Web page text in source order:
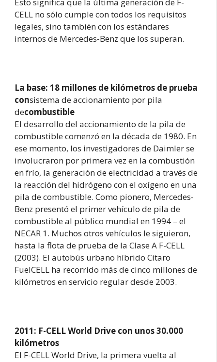
Esto significa que la última generación de F-
CELL no sólo cumple con todos los requisitos
legales, sino también con los estándares
internos de Mercedes-Benz que los superan.
La base: 18 millones de kilómetros de prueba
consistema de accionamiento por pila
decombustible
El desarrollo del accionamiento de la pila de
combustible comenzó en la década de 1980. En
ese momento, los investigadores de Daimler se
involucraron por primera vez en la combustión
en frío, la generación de electricidad a través de
la reacción del hidrógeno con el oxígeno en una
pila de combustible. Como pionero, Mercedes-
Benz presentó el primer vehículo de pila de
combustible al público mundial en 1994 – el
NECAR 1. Muchos otros vehículos le siguieron,
hasta la flota de prueba de la Clase A F-CELL
(2003). El autobús urbano híbrido Citaro
FuelCELL ha recorrido más de cinco millones de
kilómetros en servicio regular desde 2003.
2011: F-CELL World Drive con unos 30.000
kilómetros
El F-CELL World Drive, la primera vuelta al